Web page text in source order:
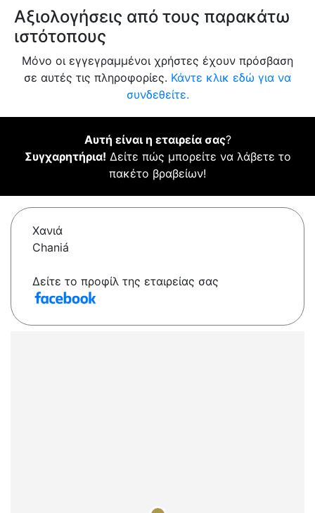
Αξιολογήσεις από τους παρακάτω
ιστότοπους
Μόνο οι εγγεγραμμένοι χρήστες έχουν πρόσβαση
σε αυτές τις πληροφορίες. Κάντε κλικ εδώ για να
συνδεθείτε.
Αυτή είναι η εταιρεία σας?
Συγχαρητήρια! Δείτε πώς μπορείτε να λάβετε το
πακέτο βραβείων!
Χανιά
Chaniá
Δείτε το προφίλ της εταιρείας σας